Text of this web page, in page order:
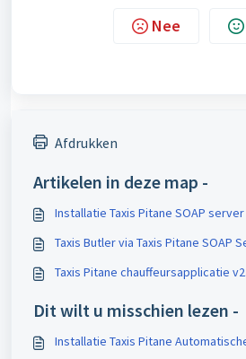
Nee
Afdrukken
Artikelen in deze map -
Installatie Taxis Pitane SOAP
Taxis Butler via Taxis Pitane SOAP
Taxis Pitane chauffeursapplicatie
Dit wilt u misschien lezen -
Installatie Taxis Pitane